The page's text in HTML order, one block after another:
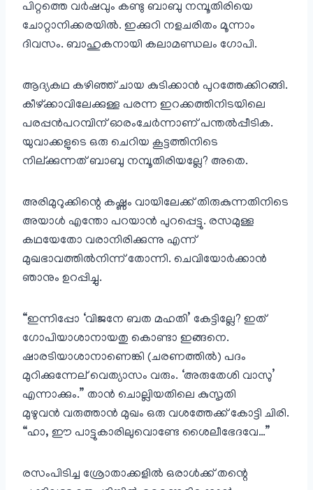
പിറ്റത്തെ വർഷവും കണ്ടു ബാബു നമ്പൂതിരിയെ
ചോറ്റാനിക്കരയിൽ. ഇക്കുറി നളചരിതം മൂന്നാം
ദിവസം. ബാഹുകനായി കലാമണ്ഡലം ഗോപി.
ആദ്യകഥ കഴിഞ്ഞ് ചായ കുടിക്കാൻ പുറത്തേക്കിറങ്ങി.
കീഴ്ക്കാവിലേക്കുള്ള പരന്ന ഇറക്കത്തിനിടയിലെ
പരപ്പൻപറമ്പിന് ഓരംചേർന്നാണ് പന്തൽപ്പീടിക.
യുവാക്കളുടെ ഒരു ചെറിയ കൂട്ടത്തിനിടെ
നില്ക്കുന്നത് ബാബു നമ്പൂതിരിയല്ലേ? അതെ.
അരിമുറുക്കിന്റെ കഷ്ണം വായിലേക്ക് തിരുകുന്നതിനിടെ
അയാൾ എന്തോ പറയാൻ പുറപ്പെട്ടു. രസമുള്ള
കഥയേതോ വരാനിരിക്കുന്നു എന്ന്
മുഖഭാവത്തിൽനിന്ന് തോന്നി. ചെവിയോർക്കാൻ
ഞാനും ഉറപ്പിച്ചു.
“ഇന്നിപ്പോ ‘വിജനേ ബത മഹതി’ കേട്ടില്ലേ? ഇത്
ഗോപിയാശാനായതു കൊണ്ടാ ഇങ്ങനെ.
ഷാരടിയാശാനാണെങ്കി (ചരണത്തിൽ) പദം
മുറിക്കുന്നേല് വെത്യാസം വരും. ‘അരുതേശി വാസു’
എന്നാക്കും.” താൻ ചൊല്ലിയതിലെ കുസൃതി
മുഴുവൻ വരുത്താൻ മുഖം ഒരു വശത്തേക്ക് കോട്ടി ചിരി.
“ഹാ, ഈ പാട്ടുകാരിലുവൊണ്ടേ ശൈലീഭേദവേ…”
രസംപിടിച്ച ശ്രോതാക്കളിൽ ഒരാൾക്ക് തന്റെ